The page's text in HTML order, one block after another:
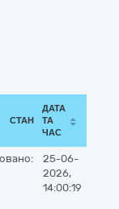
СТАН
ДАТА
ТА
ЧАС
25-06-
2026,
14:00:19